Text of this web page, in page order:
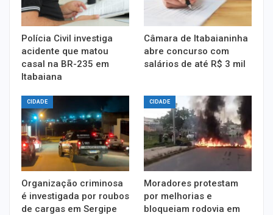
Polícia Civil investiga
acidente que matou
casal na BR-235 em
Itabaiana
Câmara de Itabaianinha
abre concurso com
salários de até R$ 3 mil
CIDADE
Organização criminosa
é investigada por roubos
de cargas em Sergipe
CIDADE
Moradores protestam
por melhorias e
bloqueiam rodovia em